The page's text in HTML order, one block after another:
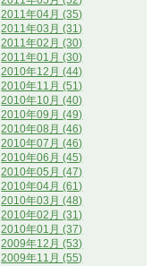
2011年04月 (35)
2011年03月 (31)
2011年02月 (30)
2011年01月 (30)
2010年12月 (44)
2010年11月 (51)
2010年10月 (40)
2010年09月 (49)
2010年08月 (46)
2010年07月 (46)
2010年06月 (45)
2010年05月 (47)
2010年04月 (61)
2010年03月 (48)
2010年02月 (31)
2010年01月 (37)
2009年12月 (53)
2009年11月 (55)